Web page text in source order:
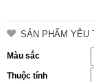
SẢN PHẨM YÊU
Màu sắc
Thuộc tính